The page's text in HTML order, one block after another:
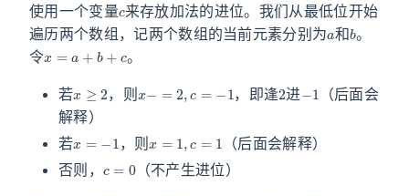
使用一个变量 来存放加法的进位。我们从最低位开始
遍历两个数组，记两个数组的当前元素分别为
a
和
b
。
令
x=a+ b +c
。
若 ，则 ，即逢 进
（后面会
解释）
若
x =−
，则
（后面会解释）
否则，
=0
（不产生进位）